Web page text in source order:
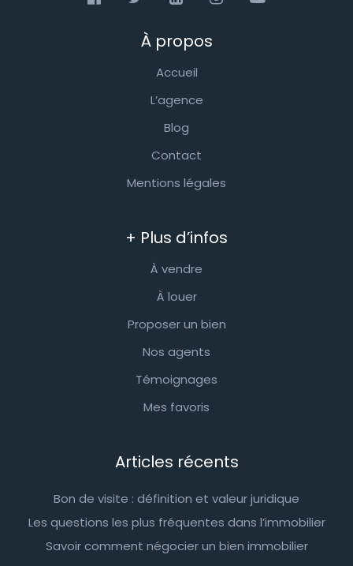
À propos
Accueil
L’agence
Blog
Contact
Mentions légales
+ Plus d’infos
À vendre
À louer
Proposer un bien
Nos agents
Témoignages
Mes favoris
Articles récents
Bon de visite : définition et valeur juridique
Les questions les plus fréquentes dans l’immobilier
Savoir comment négocier un bien immobilier